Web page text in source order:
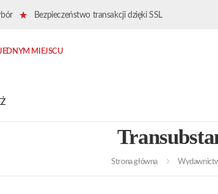
Bezpieczeństwo transakcji dzięki SSL
MIEJSCU
Strona główna